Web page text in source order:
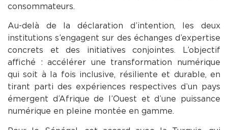
consommateurs.
Au-delà de la déclaration d’intention, les deux
institutions s’engagent sur des échanges d’expertise
concrets et des initiatives conjointes. L’objectif
affiché : accélérer une transformation numérique
qui soit à la fois inclusive, résiliente et durable, en
tirant parti des expériences respectives d’un pays
émergent d’Afrique de l’Ouest et d’une puissance
numérique en pleine montée en gamme.